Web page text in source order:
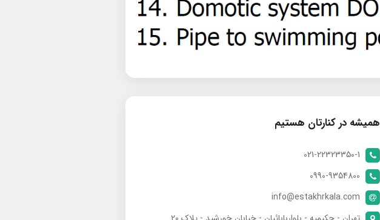
همیشه در کنارتان هستیم
021-22323350-1
0990-9354800
info@estakhrkala.com